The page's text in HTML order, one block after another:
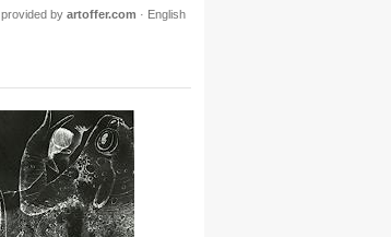
provided by artoffer.com · English